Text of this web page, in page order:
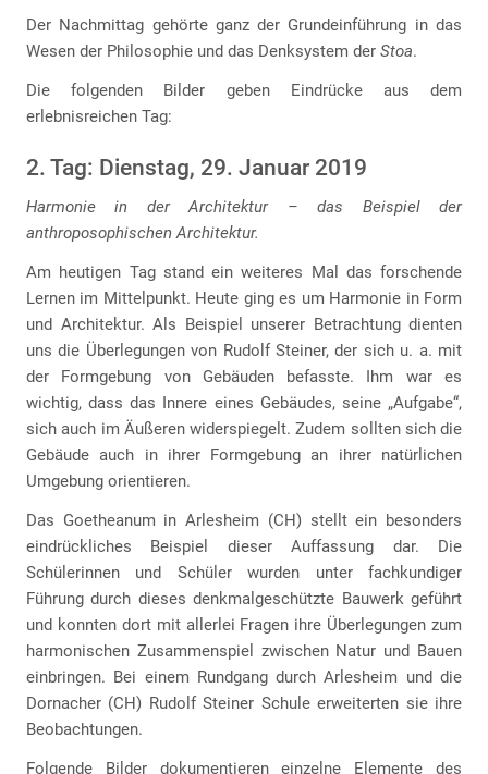
Der Nachmittag gehörte ganz der Grundeinführung in das
Wesen der Philosophie und das Denksystem der Stoa.
Die folgenden Bilder geben Eindrücke aus dem
erlebnisreichen Tag:
2. Tag: Dienstag, 29. Januar 2019
Harmonie in der Architektur – das Beispiel der
anthroposophischen Architektur.
Am heutigen Tag stand ein weiteres Mal das forschende
Lernen im Mittelpunkt. Heute ging es um Harmonie in Form
und Architektur. Als Beispiel unserer Betrachtung dienten
uns die Überlegungen von Rudolf Steiner, der sich u. a. mit
der Formgebung von Gebäuden befasste. Ihm war es
wichtig, dass das Innere eines Gebäudes, seine „Aufgabe“,
sich auch im Äußeren widerspiegelt. Zudem sollten sich die
Gebäude auch in ihrer Formgebung an ihrer natürlichen
Umgebung orientieren.
Das Goetheanum in Arlesheim (CH) stellt ein besonders
eindrückliches Beispiel dieser Auffassung dar. Die
Schülerinnen und Schüler wurden unter fachkundiger
Führung durch dieses denkmalgeschützte Bauwerk geführt
und konnten dort mit allerlei Fragen ihre Überlegungen zum
harmonischen Zusammenspiel zwischen Natur und Bauen
einbringen. Bei einem Rundgang durch Arlesheim und die
Dornacher (CH) Rudolf Steiner Schule erweiterten sie ihre
Beobachtungen.
Folgende Bilder dokumentieren einzelne Elemente des